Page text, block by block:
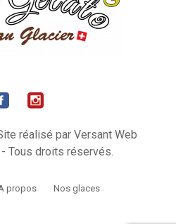
réalisé par Versant Web
Tous droits réservés.
propos Nos glaces